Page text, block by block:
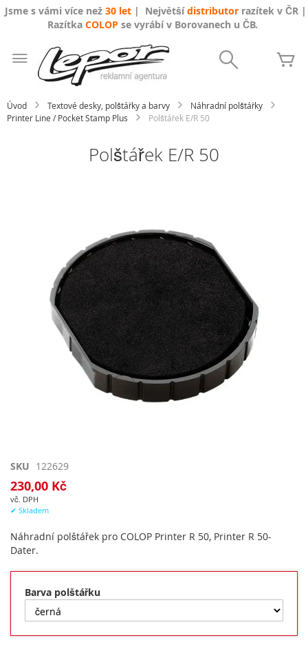
Jsme s vámi více než 30 let| Největšídistributorrazítek v ČR |
Razítka COLOP se vyrábí v Borovanech u ČB.
na
Úvod Textové desky, polštářky a barvy
Náhradní polštářky
Printer Line / Pocket Stamp Plus
Polštářek E/R 50
Polštářek E/R 50
Přeskočit
na
začátek
galerie
obrázky
SKU 122629
230,00 Kč
vč. DPH
✔ Skladem
Náhradní polštářek pro COLOP Printer R 50, Printer R 50-
Dater.
Barva polštářku